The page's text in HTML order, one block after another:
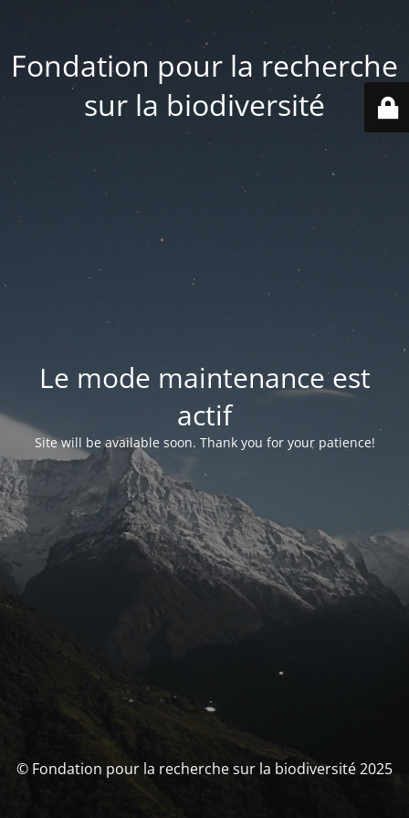
Fondation pour la recherche
sur la biodiversité
Le mode maintenance est
actif
Site will be available soon. Thank you for your patience!
© Fondation pour la recherche sur la biodiversité 2025